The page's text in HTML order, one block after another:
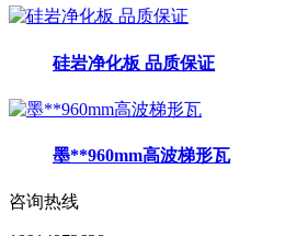
硅岩净化板 品质保证
墨**960mm高波梯形瓦
咨询热线